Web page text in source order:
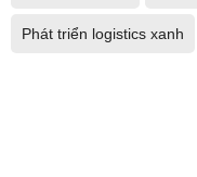
Phát triển logistics xanh